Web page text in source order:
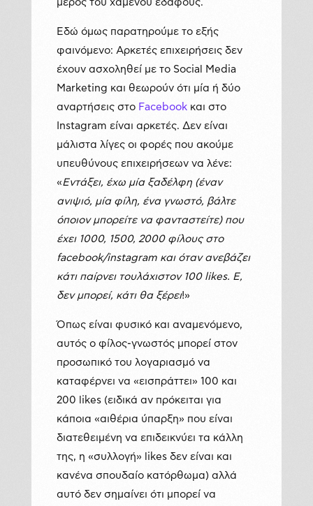
μέρος του χαμένου εδάφους.
Εδώ όμως παρατηρούμε το εξής
φαινόμενο: Αρκετές επιχειρήσεις δεν
έχουν ασχοληθεί με το Social Media
Marketing και θεωρούν ότι μία ή δύο
αναρτήσεις στο Facebookκαι στο
Instagram είναι αρκετές. Δεν είναι
μάλιστα λίγες οι φορές που ακούμε
υπευθύνους επιχειρήσεων να λένε:
«Εντάξει, έχω μία ξαδέλφη (έναν
ανιψιό, μία φίλη, ένα γνωστό, βάλτε
όποιον μπορείτε να φανταστείτε) που
έχει 1000, 1500, 2000 φίλους στο
facebook/instagram και όταν ανεβάζει
κάτι παίρνει τουλάχιστον 100 likes. Ε,
δεν μπορεί, κάτι θα ξέρει!»
Όπως είναι φυσικό και αναμενόμενο,
αυτός ο φίλος-γνωστός μπορεί στον
προσωπικό του λογαριασμό να
καταφέρνει να «εισπράττει» 100 και
200 likes (ειδικά αν πρόκειται για
κάποια «αιθέρια ύπαρξη» που είναι
διατεθειμένη να επιδεικνύει τα κάλλη
της, η «συλλογή» likes δεν είναι και
κανένα σπουδαίο κατόρθωμα) αλλά
αυτό δεν σημαίνει ότι μπορεί να